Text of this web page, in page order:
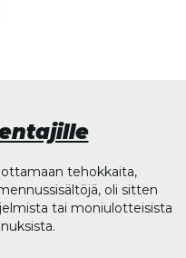
tehokkaita,
oli sitten
tai moniulotteisista